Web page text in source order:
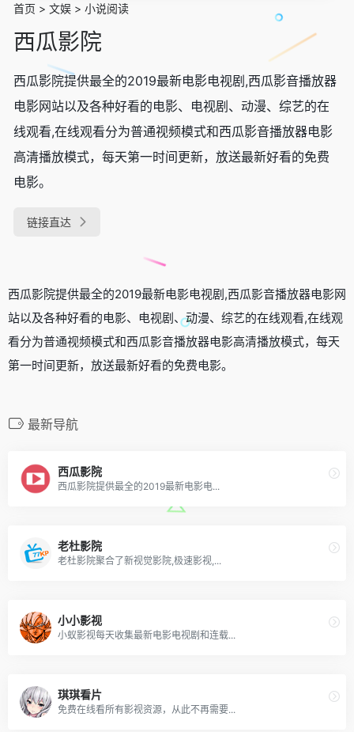
首页 > 文娱 > 小说阅读
西瓜影院
西瓜影院提供最全的2019最新电影电视剧,西瓜影音播放器
电影网站以及各种好看的电影、电视剧、动漫、综艺的在
线观看,在线观看分为普通视频模式和西瓜影音播放器电影
高清播放模式，每天第一时间更新，放送最新好看的免费
电影。
链接直达
西瓜影院提供最全的2019最新电影电视剧,西瓜影音播放器电影网
站以及各种好看的电影、电视剧、动漫、综艺的在线观看,在线观
看分为普通视频模式和西瓜影音播放器电影高清播放模式，每天
第一时间更新，放送最新好看的免费电影。
最新导航
西瓜影院
西瓜影院提供最全的2019最新电影电...
老杜影院
老杜影院聚合了新视觉影院,极速影视,...
小小影视
小蚁影视每天收集最新电影电视剧和连载...
琪琪看片
免费在线看所有影视资源，从此不再需要...